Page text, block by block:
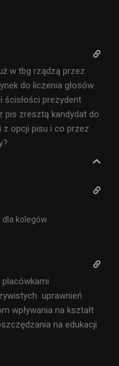
w tbg rządzą przez
do liczenia głosów
ścisłości prezydent
pis zresztą kandydat do
z opcji pisu i co przez
kolegów.
uprawnień
wpływania na kształt
na edukacji